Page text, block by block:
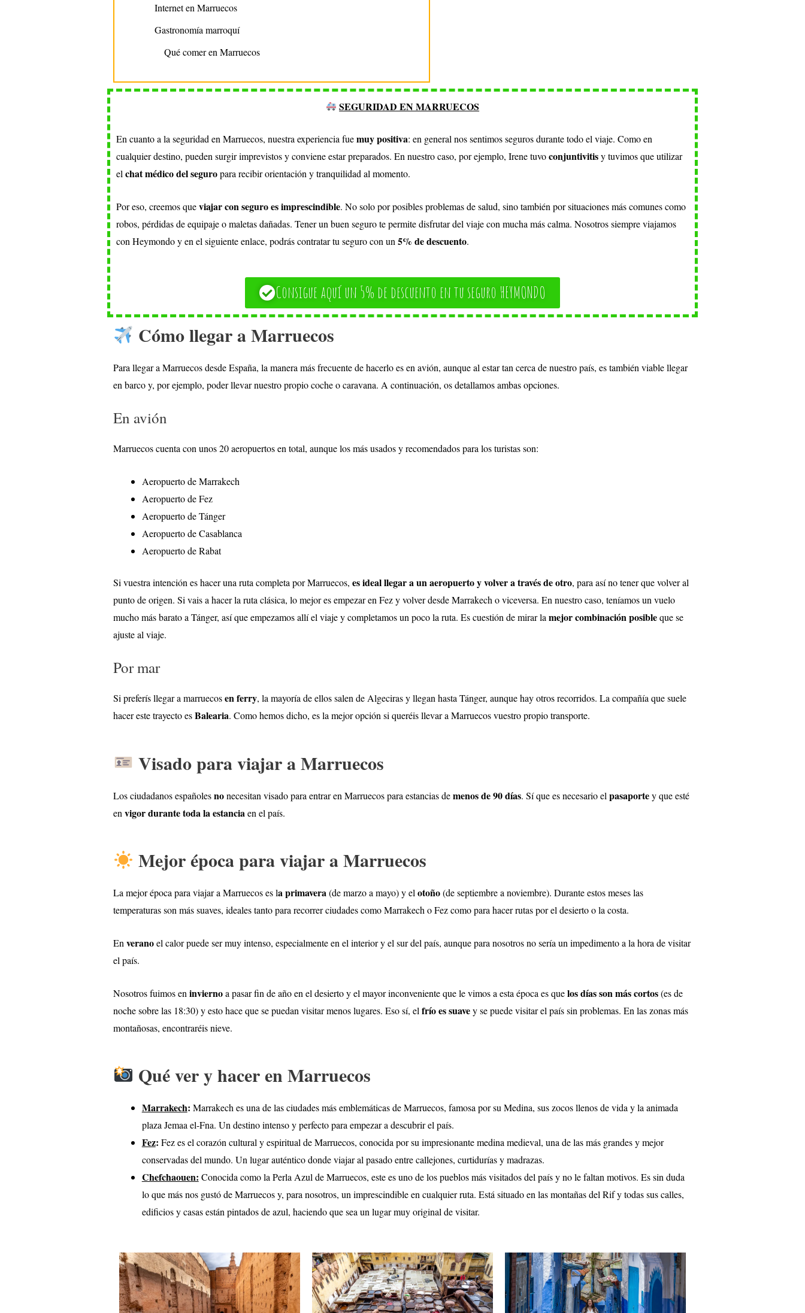
Internet en Marruecos
Gastronomía marroquí
Qué comer en Marruecos
SEGURIDAD EN MARRUECOS
En cuanto a la seguridad en Marruecos, nuestra experiencia fuemuy positiva: en general nos sentimos seguros durante todo el viaje. Como en
cualquier destino, pueden surgir imprevistos y conviene estar preparados. En nuestro caso, por ejemplo, Irene tuvoconjuntivitisy tuvimos que utilizar
elchat médico del seguropara recibir orientación y tranquilidad al momento.
Por eso, creemos queviajar con seguro es imprescindible. No solo por posibles problemas de salud, sino también por situaciones más comunes como
robos, pérdidas de equipaje o maletas dañadas. Tener un buen seguro te permite disfrutar del viaje con mucha más calma. Nosotros siempre viajamos
con Heymondo y en el siguiente enlace, podrás contratar tu seguro con un 5% de descuento.
Consigue aquí un 5% de descuento en tu seguro HEYMONDO
Cómo llegar a Marruecos
Para llegar a Marruecos desde España, la manera más frecuente de hacerlo es en avión, aunque al estar tan cerca de nuestro país, es también viable llegar
en barco y, por ejemplo, poder llevar nuestro propio coche o caravana. A continuación, os detallamos ambas opciones.
En avión
Marruecos cuenta con unos 20 aeropuertos en total, aunque los más usados y recomendados para los turistas son:
Aeropuerto de Marrakech
Aeropuerto de Fez
Aeropuerto de Tánger
Aeropuerto de Casablanca
Aeropuerto de Rabat
Si vuestra intención es hacer una ruta completa por Marruecos, es ideal llegar a un aeropuerto y volver a través de otro, para así no tener que volver al
punto de origen. Si vais a hacer la ruta clásica, lo mejor es empezar en Fez y volver desde Marrakech o viceversa. En nuestro caso, teníamos un vuelo
mucho más barato a Tánger, así que empezamos allí el viaje y completamos un poco la ruta. Es cuestión de mirar la mejor combinación posibleque se
ajuste al viaje.
Por mar
Si preferís llegar a marruecosen ferry, la mayoría de ellos salen de Algeciras y llegan hasta Tánger, aunque hay otros recorridos. La compañía que suele
hacer este trayecto esBalearia. Como hemos dicho, es la mejor opción si queréis llevar a Marruecos vuestro propio transporte.
Visado para viajar a Marruecos
Los ciudadanos españolesnonecesitan visado para entrar en Marruecos para estancias demenos de 90 días. Sí que es necesario el pasaportey que esté
envigor durante toda la estancia en el país.
Mejor época para viajar a Marruecos
La mejor época para viajar a Marruecos es la primavera(de marzo a mayo) y elotoño(de septiembre a noviembre). Durante estos meses las
temperaturas son más suaves, ideales tanto para recorrer ciudades como Marrakech o Fez como para hacer rutas por el desierto o la costa.
En veranoel calor puede ser muy intenso, especialmente en el interior y el sur del país, aunque para nosotros no sería un impedimento a la hora de visitar
el país.
Nosotros fuimos en inviernoa pasar fin de año en el desierto y el mayor inconveniente que le vimos a esta época es quelos días son más cortos(es de
noche sobre las 18:30) y esto hace que se puedan visitar menos lugares. Eso sí, el frío es suavey se puede visitar el país sin problemas. En las zonas más
montañosas, encontraréis nieve.
Qué ver y hacer en Marruecos
Marrakech: Marrakech es una de las ciudades más emblemáticas de Marruecos, famosa por su Medina, sus zocos llenos de vida y la animada
plaza Jemaa el-Fna. Un destino intenso y perfecto para empezar a descubrir el país.
Fez: Fez es el corazón cultural y espiritual de Marruecos, conocida por su impresionante medina medieval, una de las más grandes y mejor
conservadas del mundo. Un lugar auténtico donde viajar al pasado entre callejones, curtidurías y madrazas.
Chefchaouen: Conocida como la Perla Azul de Marruecos, este es uno de los pueblos más visitados del país y no le faltan motivos. Es sin duda
lo que más nos gustó de Marruecos y, para nosotros, un imprescindible en cualquier ruta. Está situado en las montañas del Rif y todas sus calles,
edificios y casas están pintados de azul, haciendo que sea un lugar muy original de visitar.